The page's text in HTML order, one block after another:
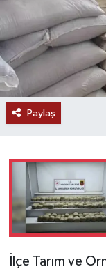
Paylaş
İlçe Tarım ve